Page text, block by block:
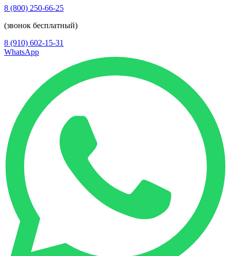
8 (800) 250-66-25
(звонок бесплатный)
8 (910) 602-15-31
WhatsApp